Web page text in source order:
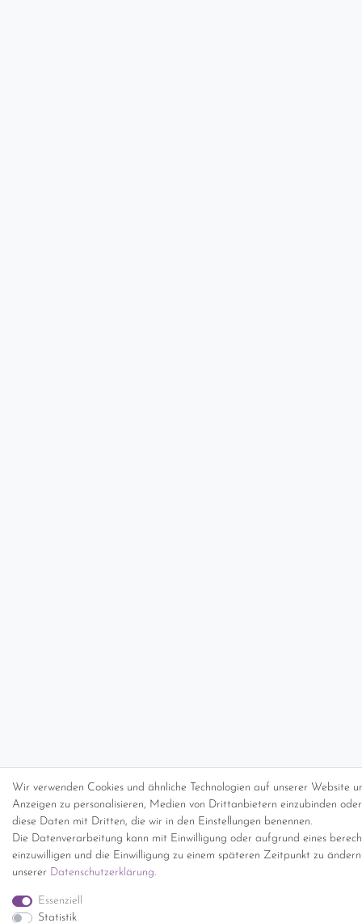
Wir verwenden Cookies und ähnliche Technologien auf unserer Website
Anzeigen zu personalisieren, Medien von Drittanbietern einzubinden
diese Daten mit Dritten, die wir in den Einstellungen benennen.
Die Datenverarbeitung kann mit Einwilligung oder aufgrund eines
einzuwilligen und die Einwilligung zu einem späteren Zeitpunkt zu
unserer Daten­schutz­erklärung.
Essenziell
Statistik